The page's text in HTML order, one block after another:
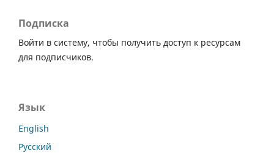
Подписка
Войти в систему, чтобы получить доступ к ресурсам
для подписчиков.
Язык
English
Русский